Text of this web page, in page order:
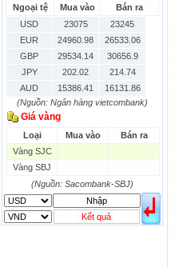
Ngoại tệ Mua vào
Bán ra
USD
23075
23245
EUR
24960.98
26533.06
GBP
29534.14
30656.9
JPY
202.02
214.74
AUD
15386.41
16131.86
HKD
2906.04
3028.6
SGD
16755.29
THB
666.2
786.99
CAD
CHF
DKK
0
3531.88
INR
KRW
18.01
(Nguồn: Ngân hàng vietcombank)
Giá vàng
Loại Mua vào
Bán ra
Vàng SJC
Vàng SBJ
(Nguồn: Sacombank-SBJ)
Kết quả